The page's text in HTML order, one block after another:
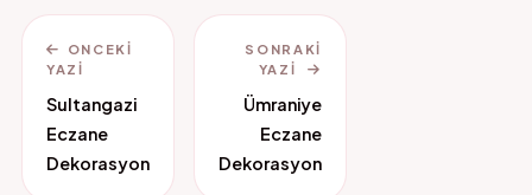
ONCEKI
YAZI
Sultangazi
Eczane
Dekorasyon
SONRAKI
YAZI
Ümraniye
Eczane
Dekorasyon